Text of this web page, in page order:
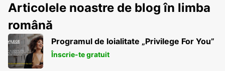
Articolele noastre de blog în limba
română
Programul de loialitate „Privilege For You”
Înscrie-te gratuit